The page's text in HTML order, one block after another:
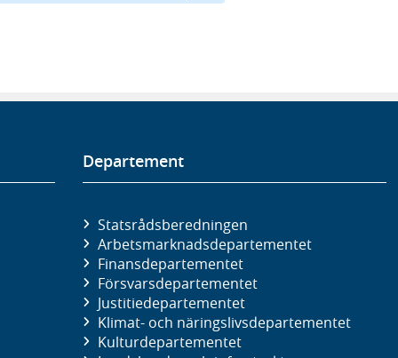
Departement
Statsrådsberedningen
Arbetsmarknads­departementet
Finans­departementet
Försvars­departementet
Justitie­departementet
Klimat- och näringslivs­departementet
Kultur­departementet